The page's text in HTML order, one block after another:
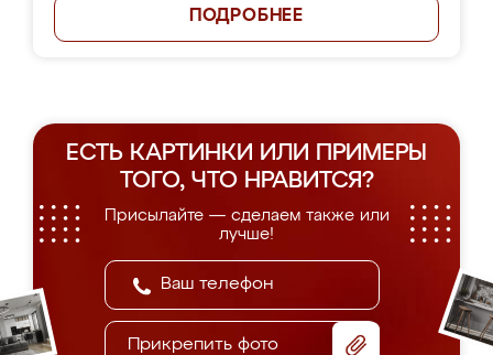
ПОДРОБНЕЕ
ЕСТЬ КАРТИНКИ ИЛИ ПРИМЕРЫ
ТОГО, ЧТО НРАВИТСЯ?
Присылайте — сделаем также или
лучше!
Прикрепить фото